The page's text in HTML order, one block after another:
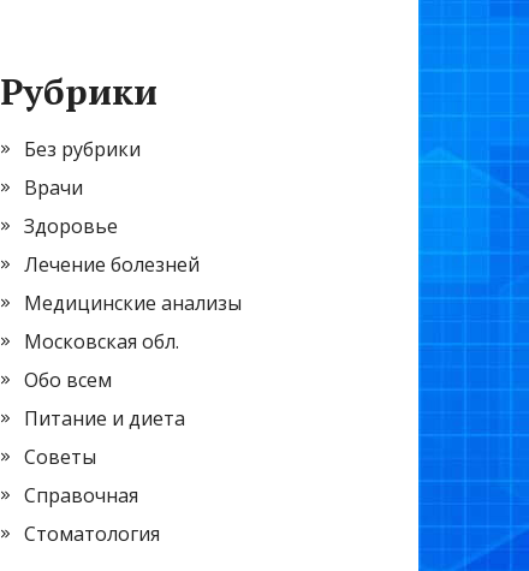
Рубрики
Без рубрики
Врачи
Здоровье
Лечение болезней
Медицинские анализы
Московская обл.
Обо всем
Питание и диета
Советы
Справочная
Стоматология